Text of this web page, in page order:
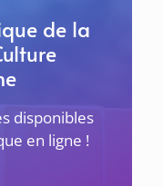
de la
disponibles
en ligne !